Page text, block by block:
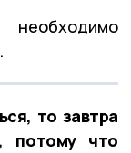
то завтра
потому что